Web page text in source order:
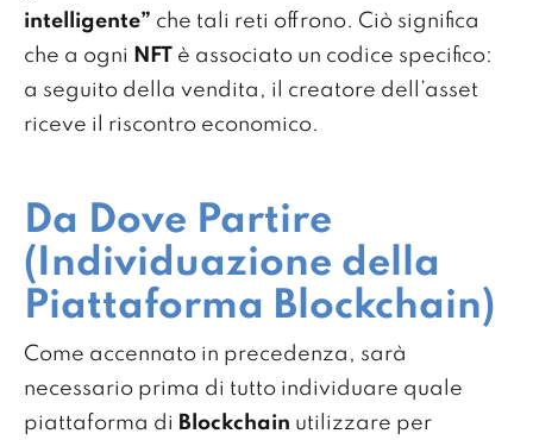
intelligente” che tali reti offrono. Ciò significa
che a ogni NFT è associato un codice specifico:
a seguito della vendita, il creatore dell’asset
riceve il riscontro economico.
Da Dove Partire
(Individuazione della
Piattaforma Blockchain)
Come accennato in precedenza, sarà
necessario prima di tutto individuare quale
piattaforma di Blockchain utilizzare per